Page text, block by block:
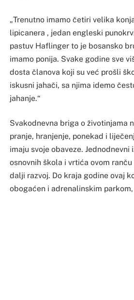
„Trenutno imamo četiri velika
lipicanera , jedan engleski
pastuv Haflinger to je bosansko
imamo ponija. Svake godine sve
dosta članova koji su već prošli
iskusni jahači, sa njima idemo
jahanje.“
Svakodnevna briga o životinjama
pranje, hranjenje, ponekad i
imaju svoje obaveze. Jednodnevni
osnovnih škola i vrtića ovom
dalji razvoj. Do kraja godine ovaj
obogaćen i adrenalinskim